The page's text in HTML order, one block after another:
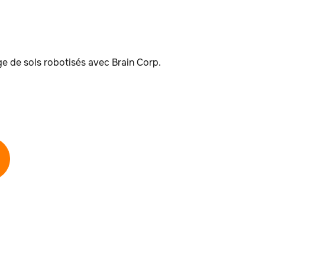
de sols robotisés avec Brain Corp.